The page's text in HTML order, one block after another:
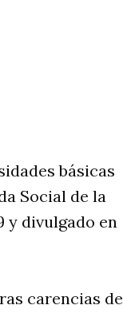
básicas
Social de la
y divulgado en
carencias de